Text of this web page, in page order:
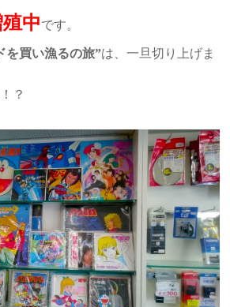
中です。
を買い漁るの旅”は、一旦切り上げま
？